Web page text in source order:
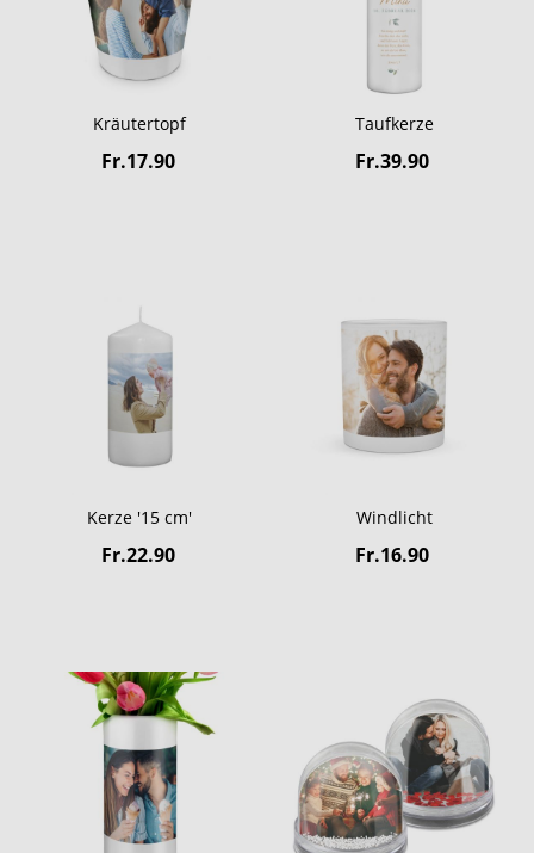
Kräutertopf
Fr.17.90
Taufkerze
Fr.39.90
Kerze '15 cm'
Fr.22.90
Windlicht
Fr.16.90